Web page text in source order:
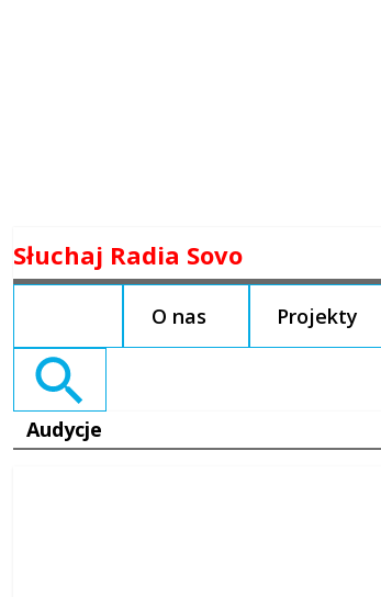
to
Słuchaj Radia Sovo
O nas Projekty
Search
Audycje